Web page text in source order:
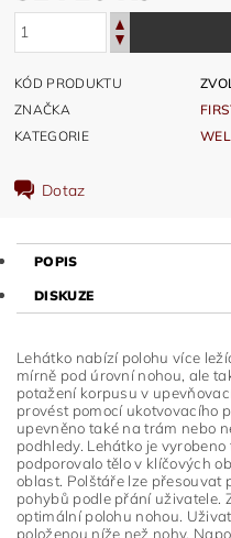
KÓD PRODUKTU
ZNAČKA
KATEGORIE
Dotaz
POPIS
DISKUZE
Lehátko nabízí polohu více
mírně pod úrovní nohou, ale
potažení korpusu v
provést pomocí ukotvovacího
upevněno také na trám nebo
podhledy. Lehátko je
podporovalo tělo v klíčových
oblast. Polštáře lze přesouvat
pohybů podle přání uživatele.
optimální polohu nohou.
položenou níže než nohy.